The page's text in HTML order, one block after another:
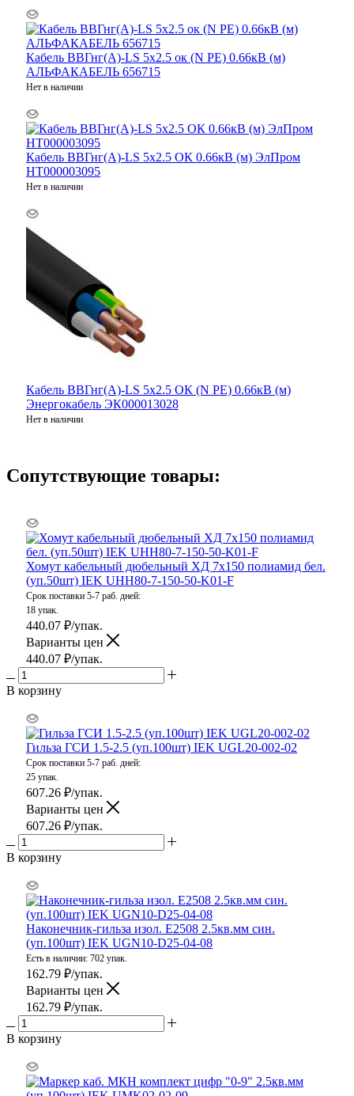
Кабель ВВГнг(А)-LS 5х2.5 ок (N PE) 0.66кВ (м)
АЛЬФАКАБЕЛЬ 656715
Нет в наличии
Кабель ВВГнг(А)-LS 5х2.5 ОК 0.66кВ (м) ЭлПром
НТ000003095
Нет в наличии
Кабель ВВГнг(А)-LS 5х2.5 ОК (N PE) 0.66кВ (м)
Энергокабель ЭК000013028
Нет в наличии
Сопутствующие товары:
Хомут кабельный дюбельный ХД 7х150 полиамид бел.
(уп.50шт) IEK UHH80-7-150-50-K01-F
Срок поставки 5-7 раб. дней:
18 упак.
440.07 ₽/упак.
Варианты цен
440.07 ₽/упак.
В корзину
Гильза ГСИ 1.5-2.5 (уп.100шт) IEK UGL20-002-02
Срок поставки 5-7 раб. дней:
25 упак.
607.26 ₽/упак.
Варианты цен
607.26 ₽/упак.
В корзину
Наконечник-гильза изол. Е2508 2.5кв.мм син.
(уп.100шт) IEK UGN10-D25-04-08
Есть в наличии: 702 упак.
162.79 ₽/упак.
Варианты цен
162.79 ₽/упак.
В корзину